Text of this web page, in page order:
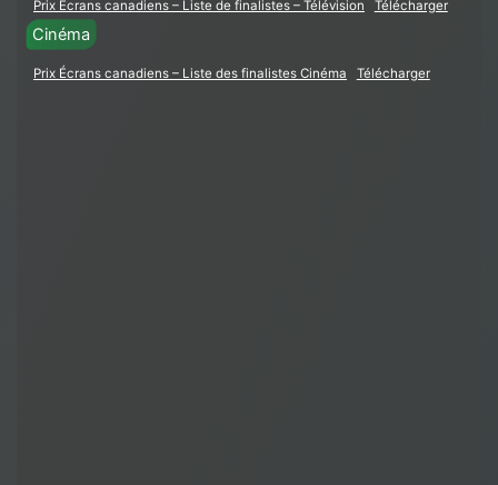
Prix Écrans canadiens – Liste de finalistes – Télévision Télécharger
Cinéma
Prix Écrans canadiens – Liste des finalistes Cinéma Télécharger